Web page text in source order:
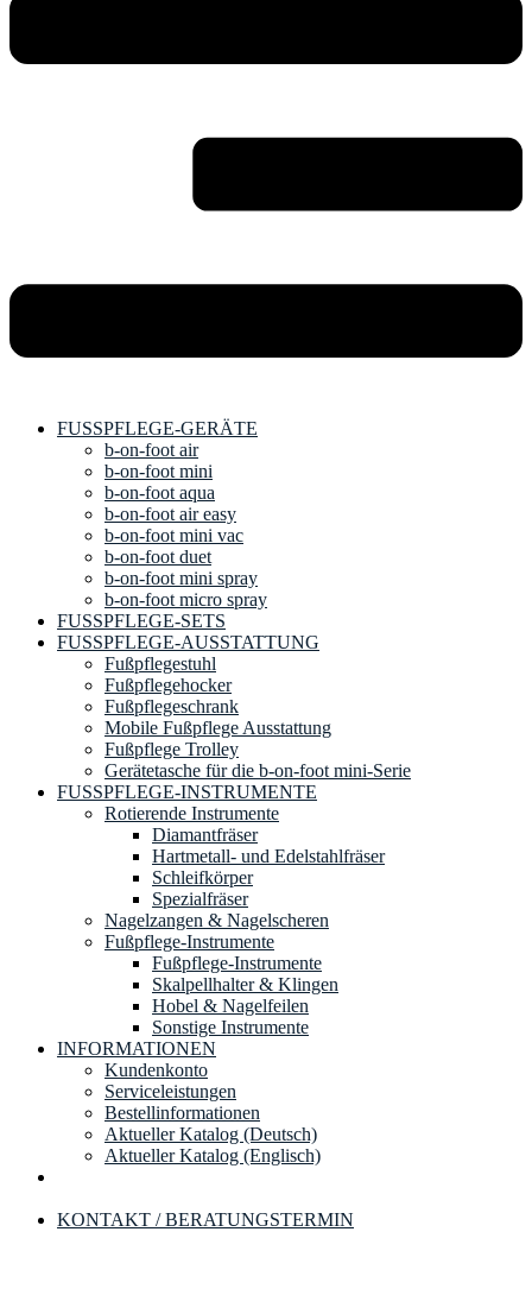
FUSSPFLEGE-GERÄTE
b-on-foot air
b-on-foot mini
b-on-foot aqua
b-on-foot air easy
b-on-foot mini vac
b-on-foot duet
b-on-foot mini spray
b-on-foot micro spray
FUSSPFLEGE-SETS
FUSSPFLEGE-AUSSTATTUNG
Fußpflegestuhl
Fußpflegehocker
Fußpflegeschrank
Mobile Fußpflege Ausstattung
Fußpflege Trolley
Gerätetasche für die b-on-foot mini-Serie
FUSSPFLEGE-INSTRUMENTE
Rotierende Instrumente
Diamantfräser
Hartmetall- und Edelstahlfräser
Schleifkörper
Spezialfräser
Nagelzangen & Nagelscheren
Fußpflege-Instrumente
Fußpflege-Instrumente
Skalpellhalter & Klingen
Hobel & Nagelfeilen
Sonstige Instrumente
INFORMATIONEN
Kundenkonto
Serviceleistungen
Bestellinformationen
Aktueller Katalog (Deutsch)
Aktueller Katalog (Englisch)
KONTAKT / BERATUNGSTERMIN